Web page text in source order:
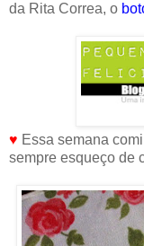
da Rita Correa, o
♥ Essa semana
sempre esqueço de